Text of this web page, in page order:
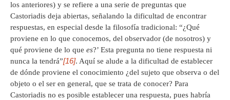
los anteriores) y se refiere a una serie de preguntas que
Castoriadis deja abiertas, señalando la dificultad de encontrar
respuestas, en especial desde la filosofía tradicional: “¿Qué
proviene en lo que conocemos, del observador (de nosotros) y
qué proviene de lo que es?’ Esta pregunta no tiene respuesta ni
nunca la tendrá”[16]. Aquí se alude a la dificultad de establecer
de dónde proviene el conocimiento ¿del sujeto que observa o del
objeto o el ser en general, que se trata de conocer? Para
Castoriadis no es posible establecer una respuesta, pues habría